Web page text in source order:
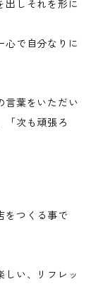
出しそれを形に
心で自分なりに
言葉をいただい
「次も頑張ろ
をつくる事で
しい、リフレッ